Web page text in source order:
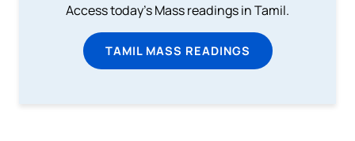
Access today's Mass readings in Tamil.
TAMIL MASS READINGS